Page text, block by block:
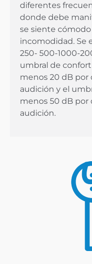
diferentes
donde debe
se siente
incomodidad. Se
250- 500-1000-
umbral de
menos 20 dB por
audición y el
menos 50 dB por
audición.